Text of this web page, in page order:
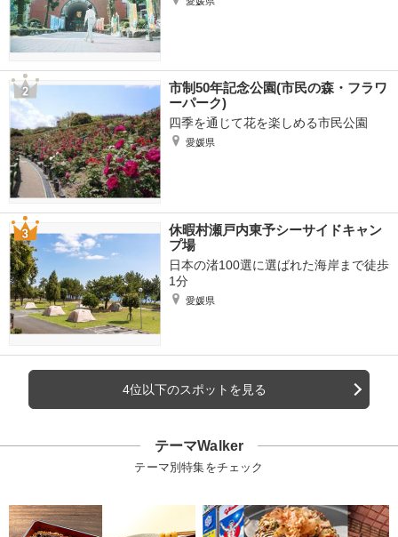
市制50年記念公園(市民の森・フラワ
ーパーク)
四季を通じて花を楽しめる市民公園
愛媛県
休暇村瀬戸内東予シーサイドキャン
プ場
日本の渚100選に選ばれた海岸まで徒歩
1分
愛媛県
4位以下のスポットを見る
テーマWalker
テーマ別特集をチェック